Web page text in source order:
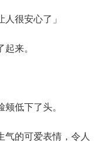
很安心了」
来。
低下了头。
的可爱表情，令人